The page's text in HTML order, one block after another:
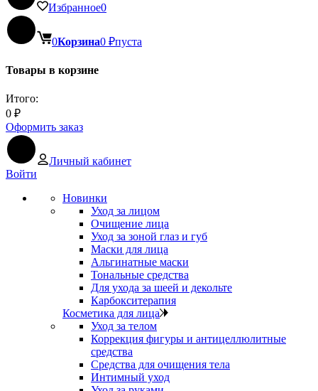
Избранное0
0Корзина0 ₽пуста
Товары в корзине
Итого:
0 ₽
Оформить заказ
Личный кабинет
Войти
Новинки
Уход за лицом
Очищение лица
Уход за зоной глаз и губ
Маски для лица
Альгинатные маски
Тональные средства
Для ухода за шеей и декольте
Карбокситерапия
Косметика для лица
Уход за телом
Коррекция фигуры и антицеллюлитные
средства
Средства для очищения тела
Интимный уход